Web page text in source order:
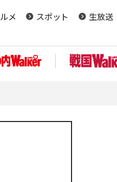
メ スポット 生放送